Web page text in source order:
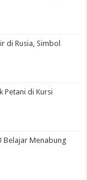
di Rusia, Simbol
Petani di Kursi
Belajar Menabung